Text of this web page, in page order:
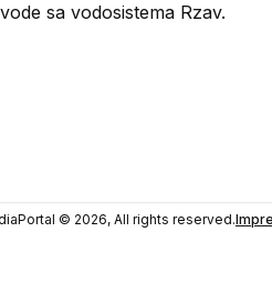
sa vodosistema Rzav.
© 2026, All rights reserved.